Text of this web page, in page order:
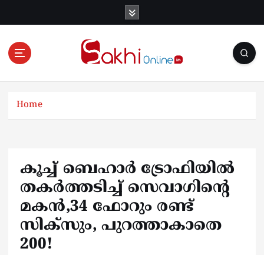
Online News Portal
Home
കൂച്ച് ബെഹാർ ട്രോഫിയിൽ
തകർത്തടിച്ച് സെവാ​ഗിന്റെ
മകൻ,34 ഫോറും രണ്ട്
സിക്സും, പുറത്താകാതെ
200!